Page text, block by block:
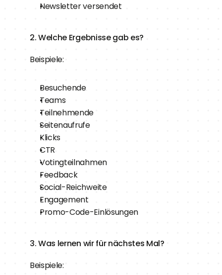
Newsletter versendet
2. Welche Ergebnisse gab es?
Beispiele:
Besuchende
Teams
Teilnehmende
Seitenaufrufe
Klicks
CTR
Votingteilnahmen
Feedback
Social-Reichweite
Engagement
Promo-Code-Einlösungen
3. Was lernen wir für nächstes Mal?
Beispiele: